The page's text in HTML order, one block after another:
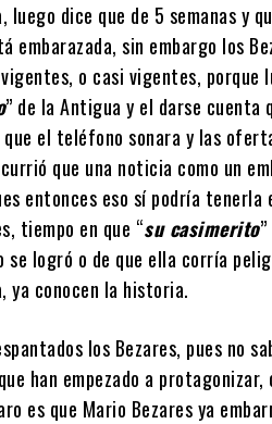
luego dice que de 5 semanas y
embarazada, sin embargo los
o casi vigentes, porque
” de la Antigua y el darse
que el teléfono sonara y las
que una noticia como un
entonces eso sí podría
tiempo en que “su casimerito
se logró o de que ella corría
conocen la historia.
los Bezares, pues no
han empezado a
es que Mario Bezares ya